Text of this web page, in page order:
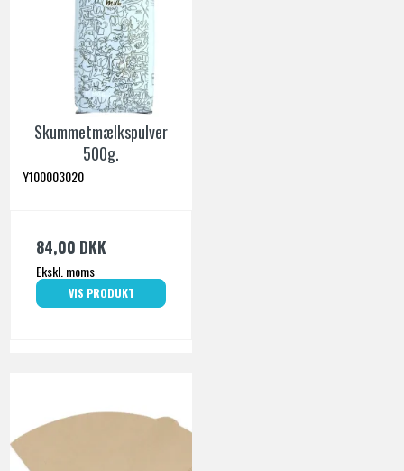
Skummetmælkspulver
500g.
Y100003020
84,00 DKK
Ekskl. moms
VIS PRODUKT